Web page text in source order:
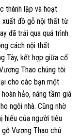
thành lập và hoạt
xuất đồ gỗ nội thất từ
đã trải qua quá trình
cách nội thất
Tây, kết hợp giữa cổ
Thao chúng tôi
cho các bạn một
hảo, nâng tầm giá
ngôi nhà. Cũng nhờ
hiếu của người tiêu
Vương Thao chú